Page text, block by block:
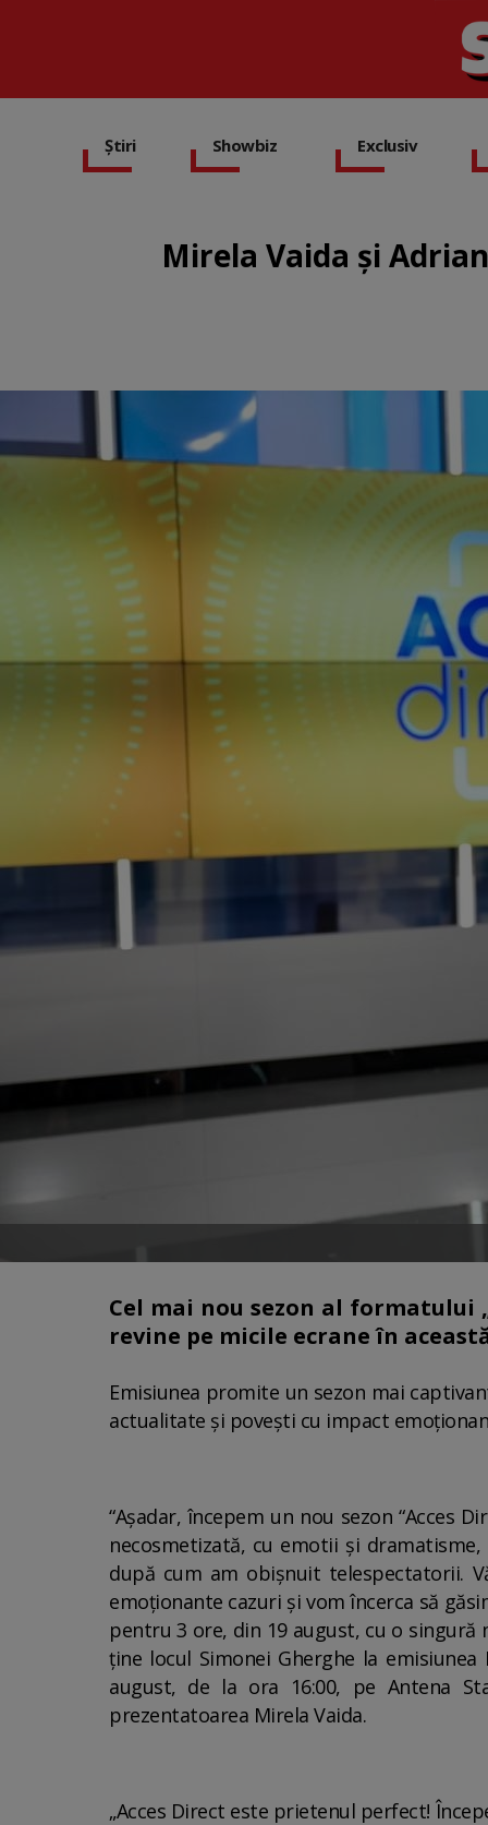
Știri Showbiz Exclusiv
Mirela Vaida şi
Cel mai nou sezon al formatului
revine pe micile ecrane în
Emisiunea promite un sezon mai
actualitate şi poveşti cu impact
“Așadar, începem un nou sezon “Acces
necosmetizată, cu emotii și
după cum am obișnuit telespectatorii.
emoționante cazuri și vom încerca să
pentru 3 ore, din 19 august, cu o singură
ține locul Simonei Gherghe la
august, de la ora 16:00, pe Antena
prezentatoarea Mirela Vaida.
„Acces Direct este prietenul perfect!